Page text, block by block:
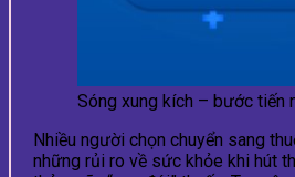
Sóng xung kích – bước tiến
Nhiều người chọn chuyển sang
những rủi ro về sức khỏe khi hút